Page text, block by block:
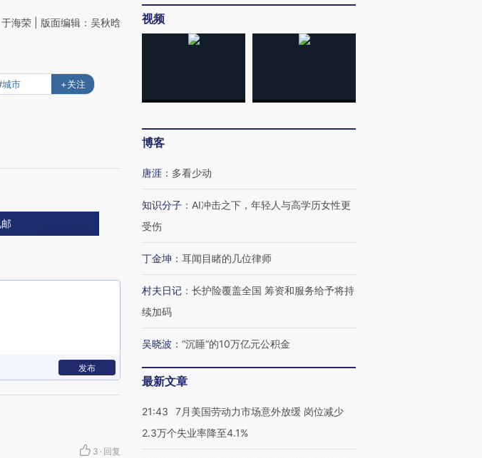
海荣 | 版面编辑：吴秋晗
城市 +关注
发布
3 · 回复
视频
博客
唐涯 ： 多看少动
知识分子 ： AI冲击之下，年轻人与高学历女性更
受伤
丁金坤 ： 耳闻目睹的几位律师
村夫日记 ： 长护险覆盖全国 筹资和服务给予将持
续加码
吴晓波 ： “沉睡”的10万亿元公积金
最新文章
21:43
7月美国劳动力市场意外放缓 岗位减少
2.3万个失业率降至4.1%